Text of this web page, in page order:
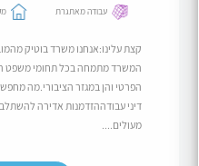
עבודה מאתגרת
קצת עלינו:אנחנו משרד בוטיק
המשרד מתמחה בכל תחומי משפט
דיני עבודההזדמנות אדירה
מעולים....